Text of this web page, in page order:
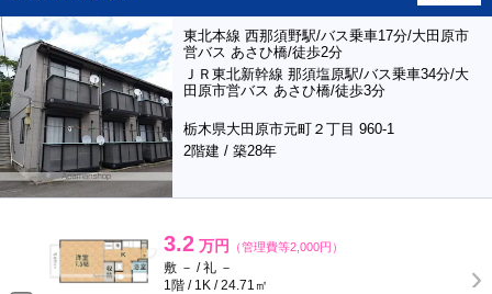
東北本線 西那須野駅/バス乗車17分/大田原市
営バス あさひ橋/徒歩2分
ＪＲ東北新幹線 那須塩原駅/バス乗車34分/大
田原市営バス あさひ橋/徒歩3分
栃木県大田原市元町２丁目 960-1
2階建 / 築28年
3.2 万円 （管理費等2,000円）
敷 － / 礼 －
1階 / 1K / 24.71㎡